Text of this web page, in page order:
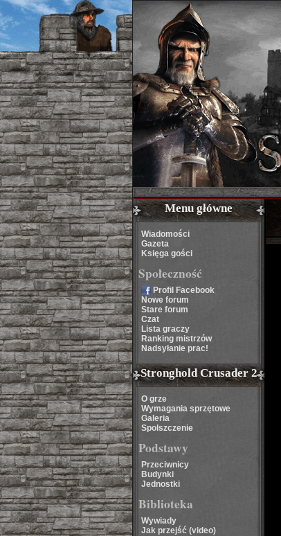
Menu główne
Wiadomości
Gazeta
Księga gości
Społeczność
Profil Facebook
Nowe forum
Stare forum
Czat
Lista graczy
Ranking mistrzów
Nadsyłanie prac!
Stronghold Crusader 2
O grze
Wymagania sprzętowe
Galeria
Spolszczenie
Podstawy
Przeciwnicy
Budynki
Jednostki
Biblioteka
Wywiady
Jak przejść (video)